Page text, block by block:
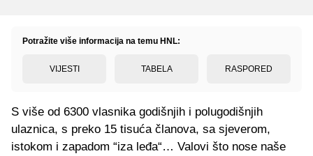
Potražite više informacija na temu HNL:
VIJESTI TABELA RASPORED
S više od 6300 vlasnika godišnjih i polugodišnjih
ulaznica, s preko 15 tisuća članova, sa sjeverom,
istokom i zapadom “iza leđa“… Valovi što nose naše